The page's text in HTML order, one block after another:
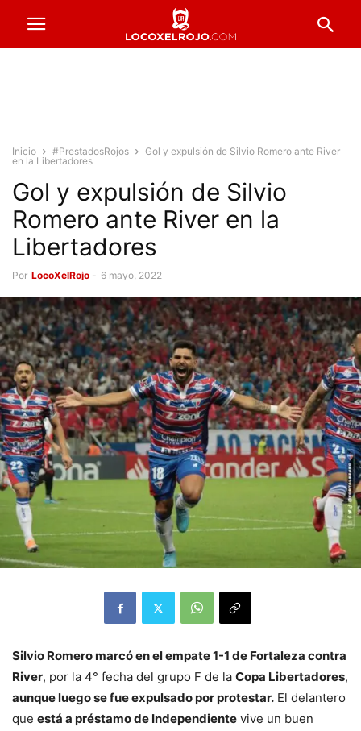
Inicio #PrestadosRojos
Gol y expulsión de Silvio Romero ante River
en la Libertadores
Gol y expulsión de Silvio
Romero ante River en la
Libertadores
Por LocoXelRojo - 6 mayo, 2022
Silvio Romero marcó en el empate 1-1 de Fortaleza contra
River, por la 4° fecha del grupo F de la Copa Libertadores,
aunque luego se fue expulsado por protestar. El delantero
que está a préstamo de Independiente vive un buen